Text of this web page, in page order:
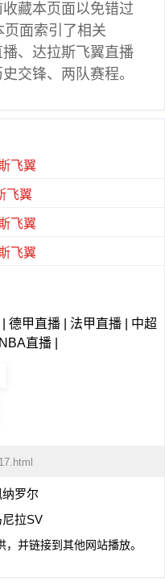
藏本页面以免错过
面索引了相关
、达拉斯飞翼直播
交锋、两队赛程。
飞翼
飞翼
飞翼
飞翼
德甲直播 法甲直播
中超
NBA直播
罗尔
拉SV
并链接到其他网站播放。